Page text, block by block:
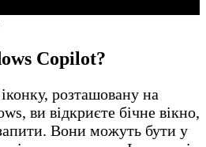
Copilot?
розташовану на
ви відкриєте бічне вікно,
Вони можуть бути у